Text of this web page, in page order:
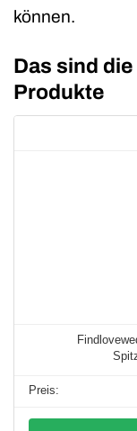
können.
Das sind
Produkte